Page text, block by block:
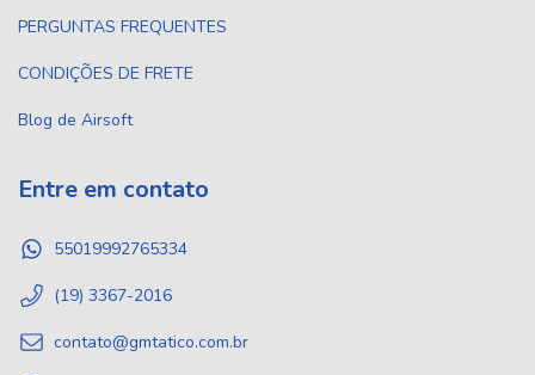
PERGUNTAS FREQUENTES
CONDIÇÕES DE FRETE
Blog de Airsoft
Entre em contato
55019992765334
(19) 3367-2016
contato@gmtatico.com.br